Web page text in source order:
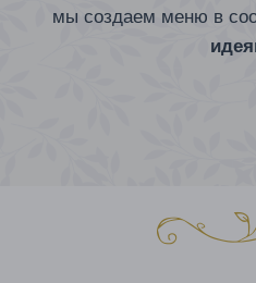
мы создаем меню в